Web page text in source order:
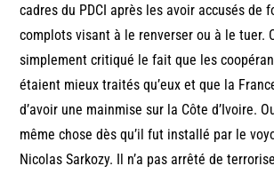
cadres du PDCI après les avoir accusés de
complots visant à le renverser ou à le tuer.
simplement critiqué le fait que les
étaient mieux traités qu’eux et que la
d’avoir une mainmise sur la Côte d’Ivoire.
même chose dès qu’il fut installé par le
Nicolas Sarkozy. Il n’a pas arrêté de